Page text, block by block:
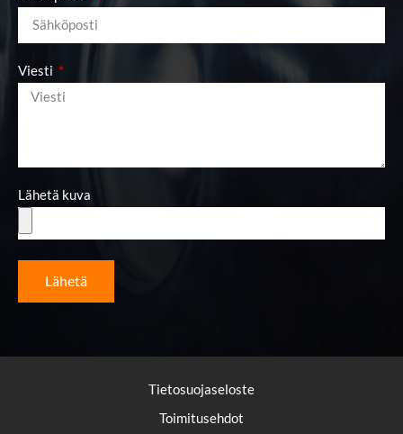
Viesti
Lähetä kuva
Lähetä
Tietosuojaseloste
Toimitusehdot